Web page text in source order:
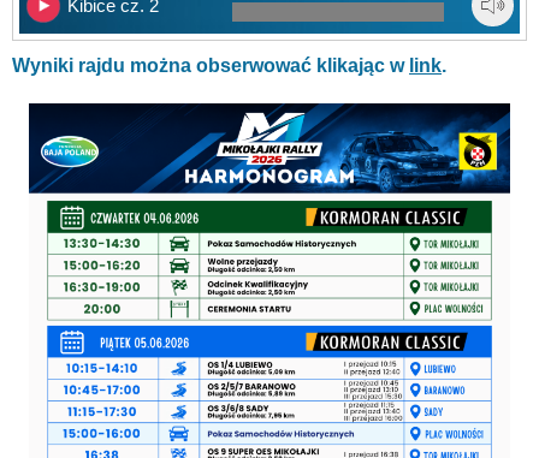
Kibice cz. 2
Wyniki rajdu można obserwować klikając w link.